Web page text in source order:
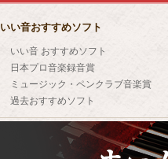
いい音おすすめソフト
いい音 おすすめソフト
日本プロ音楽録音賞
ミュージック・ペンクラブ音楽賞
過去おすすめソフト